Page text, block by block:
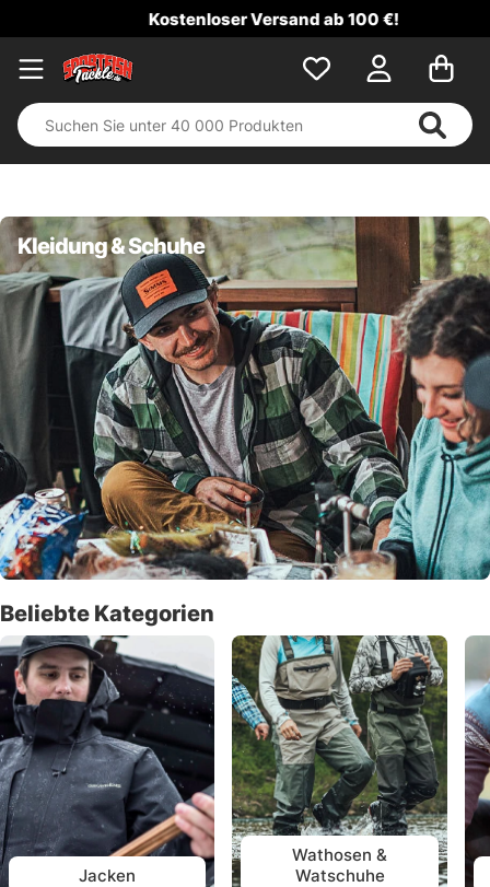
Kostenloser Versand ab 100 €!
Kleidung & Schuhe
Beliebte Kategorien
Jacken
Wathosen &
Watschuhe